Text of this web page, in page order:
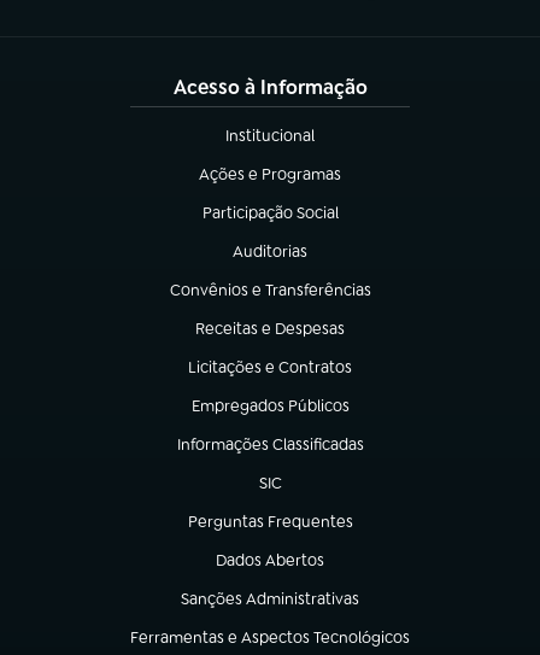
Acesso à Informação
Institucional
(abre em nova aba)
Ações e Programas
(abre em nova aba)
Participação Social
(abre em nova aba)
Auditorias
(abre em nova aba)
Convênios e Transferências
(abre em nova aba)
Receitas e Despesas
(abre em nova aba)
Licitações e Contratos
(abre em nova aba)
Empregados Públicos
(abre em nova aba)
Informações Classificadas
(abre em nova aba)
SIC
(abre em nova aba)
Perguntas Frequentes
(abre em nova aba)
Dados Abertos
(abre em nova aba)
Sanções Administrativas
(abre em nova aba)
Ferramentas e Aspectos Tecnológicos
(abre em nova aba)